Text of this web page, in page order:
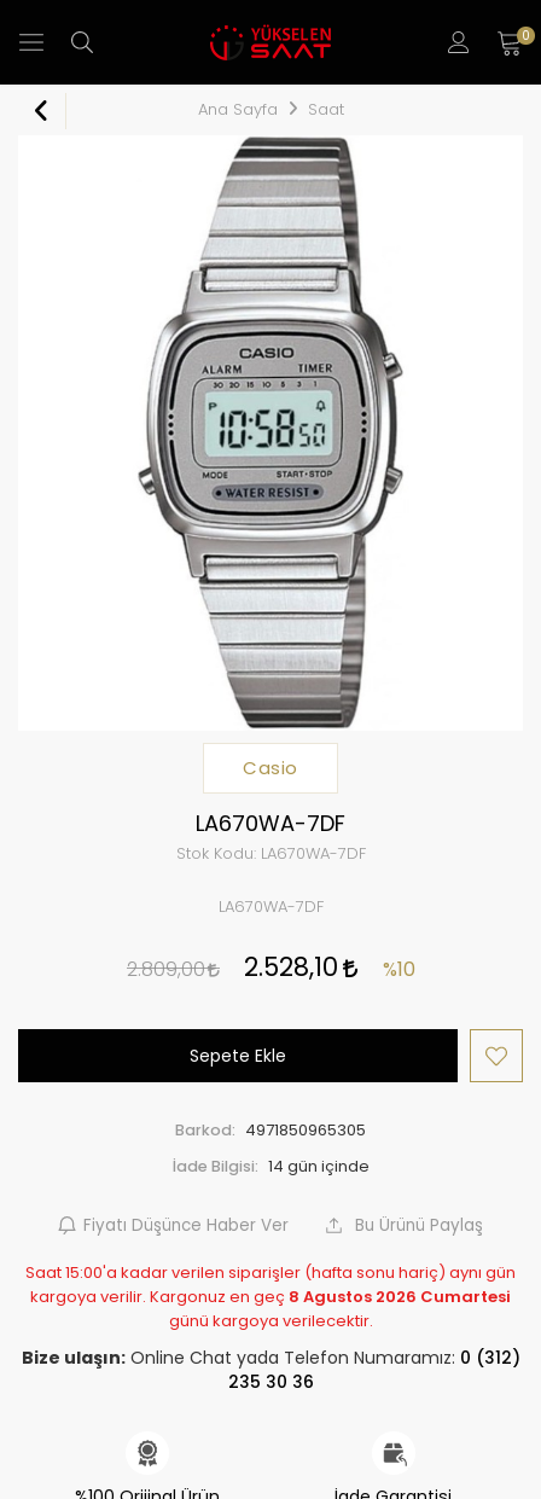
0
Ana Sayfa Saat
Casio
LA670WA-7DF
Stok Kodu:LA670WA-7DF
LA670WA-7DF
2.809,00 2.528,10 %10
Sepete Ekle
Barkod: 4971850965305
İade Bilgisi:
Fiyatı Düşünce Haber Ver Bu Ürünü Paylaş
Saat 15:00'a kadar verilen siparişler (hafta sonu hariç) aynı gün
kargoya verilir. Kargonuz en geç 8 Agustos 2026 Cumartesi
günü kargoya verilecektir.
Bize ulaşın:Online Chat yada Telefon Numaramız: 0 (312)
235 30 36